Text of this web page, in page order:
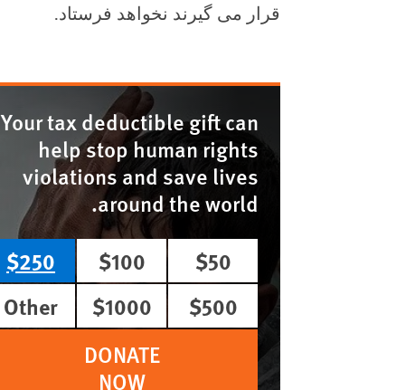
قرار می گیرند نخواهد فرستاد.
Your tax deductible gift can
help stop human rights
violations and save lives
around the world.
$50
$100
$250
$500
$1000
Other
DONATE
NOW